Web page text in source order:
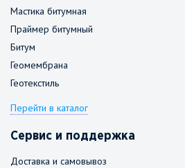
Мастика битумная
Праймер битумный
Битум
Геомембрана
Геотекстиль
Перейти в каталог
Сервис и поддержка
Доставка и самовывоз